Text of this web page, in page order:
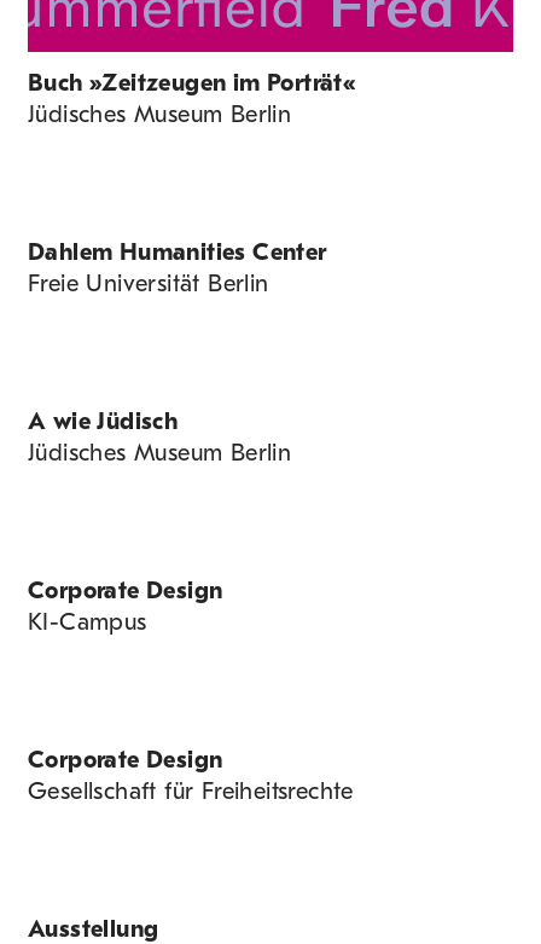
Buch »Zeitzeugen im Porträt«
Jüdisches Museum Berlin
Dahlem Humanities Center
Freie Universität Berlin
A wie Jüdisch
Jüdisches Museum Berlin
Corporate Design
KI-Campus
Corporate Design
Gesellschaft für Freiheitsrechte
Ausstellung